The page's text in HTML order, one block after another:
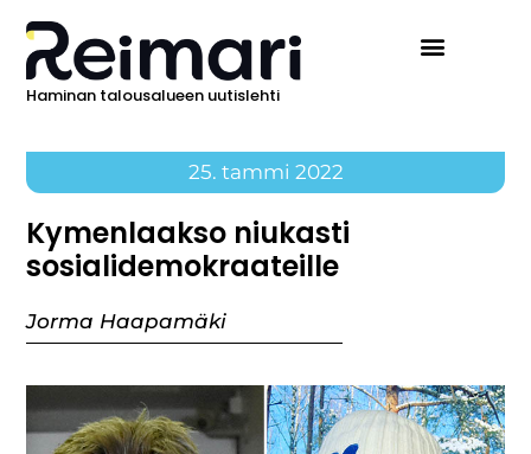
Haminan talousalueen uutislehti
25. tammi 2022
Kymenlaakso niukasti
sosialidemokraateille
Jorma Haapamäki